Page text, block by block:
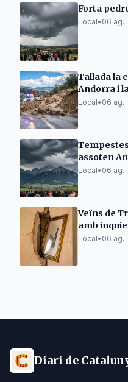
Forta
Local• 06 ag.
Tallada la
Andorra i
Local• 06 ag.
assoten
Local• 06 ag.
Veïns de
amb
obres d'Adif
Local• 06 ag.
Diari de